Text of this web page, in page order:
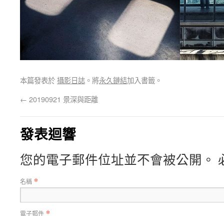
本篇發表於攝影日誌 。將永久鏈結加入書籤。
← 20190921 景深與距離
發表迴響
您的電子郵件位址並不會被公開。
名稱 *
電子郵件 *